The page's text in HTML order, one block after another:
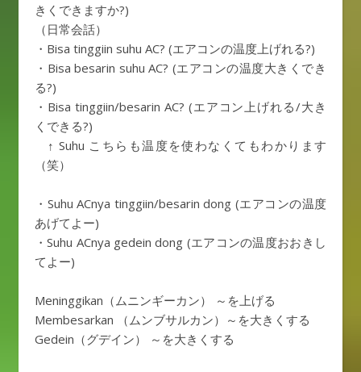
きくできますか?)
（日常会話）
・Bisa tinggiin suhu AC? (エアコンの温度上げれる?)
・Bisa besarin suhu AC? (エアコンの温度大きくでき
る?)
・Bisa tinggiin/besarin AC? (エアコン上げれる/大き
くできる?)
↑ Suhu こちらも温度を使わなくてもわかります
（笑）
・Suhu ACnya tinggiin/besarin dong (エアコンの温度
あげてよー)
・Suhu ACnya gedein dong (エアコンの温度おおきし
てよー)
Meninggikan（ムニンギーカン） ～を上げる
Membesarkan （ムンブサルカン）～を大きくする
Gedein（グデイン） ～を大きくする